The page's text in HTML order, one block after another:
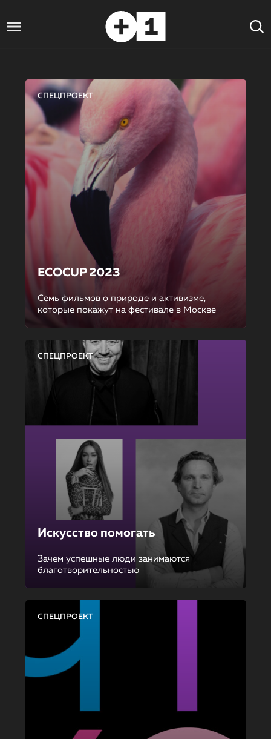
СПЕЦПРОЕКТ
ECOCUP 2023
Семь фильмов о природе и активизме,
которые покажут на фестивале в Москве
СПЕЦПРОЕКТ
Искусство помогать
Зачем успешные люди занимаются
благотворительностью
СПЕЦПРОЕКТ